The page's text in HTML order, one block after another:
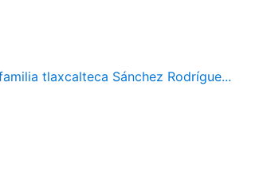
tlaxcalteca Sánchez Rodrígue...